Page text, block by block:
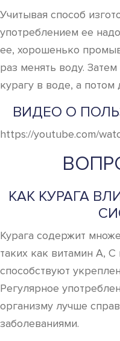
Учитывая способ
употреблением ее
ее, хорошенько
раз менять воду.
курагу в воде, а потом
ВИДЕО О
https://youtube.com/
КАК КУРАГА
Курага содержит
таких как витамин A,
способствуют
Регулярное
организму лучше
заболеваниями.